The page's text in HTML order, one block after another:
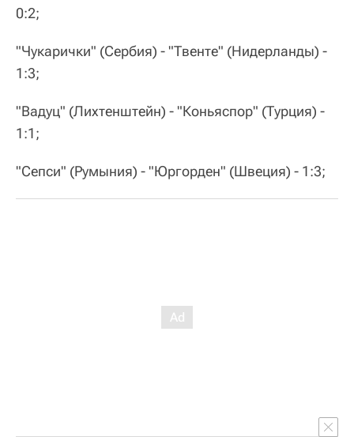
0:2;
"Чукарички" (Сербия) - "Твенте" (Нидерланды) -
1:3;
"Вадуц" (Лихтенштейн) - "Коньяспор" (Турция) -
1:1;
"Сепси" (Румыния) - "Юргорден" (Швеция) - 1:3;